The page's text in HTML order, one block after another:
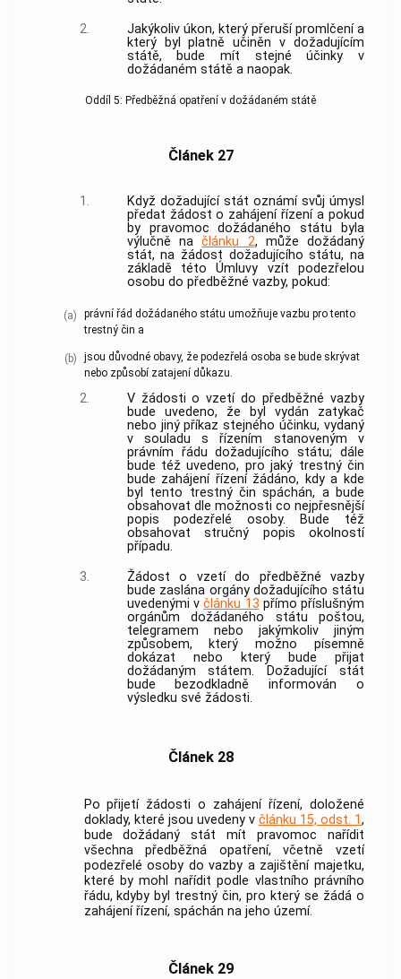
2.
Jakýkoliv úkon, který přeruší promlčení a
který byl platně učiněn v dožadujícím
státě, bude mít stejné účinky v
dožádaném státě a naopak.
Oddíl 5: Předběžná opatření v dožádaném státě
Článek 27
1.
Když dožadující stát oznámí svůj úmysl
předat žádost o zahájení řízení a pokud
by pravomoc dožádaného státu byla
výlučně načlánku 2, může dožádaný
stát, na žádost dožadujícího státu, na
základě této Úmluvy vzít podezřelou
osobu do předběžné vazby, pokud:
(a)
právní řád dožádaného státu umožňuje vazbu pro tento
trestný čin a
(b)
jsou důvodné obavy, že podezřelá osoba se bude skrývat
nebo způsobí zatajení důkazu.
2.
V žádosti o vzetí do předběžné vazby
bude uvedeno, že byl vydán zatykač
nebo jiný příkaz stejného účinku, vydaný
v souladu s řízením stanoveným v
právním řádu dožadujícího státu; dále
bude též uvedeno, pro jaký trestný čin
bude zahájení řízení žádáno, kdy a kde
byl tento trestný čin spáchán, a bude
obsahovat dle možnosti co nejpřesnější
popis podezřelé osoby. Bude též
obsahovat stručný popis okolností
případu.
3.
Žádost o vzetí do předběžné vazby
bude zaslána orgány dožadujícího státu
uvedenými včlánku 13 přímo příslušným
orgánům dožádaného státu poštou,
telegramem nebo jakýmkoliv jiným
způsobem, který možno písemně
dokázat nebo který bude přijat
dožádaným státem. Dožadující stát
bude bezodkladně informován o
výsledku své žádosti.
Článek 28
Po přijetí žádosti o zahájení řízení, doložené
doklady, které jsou uvedeny v článku 15, odst. 1,
bude dožádaný stát mít pravomoc nařídit
všechna předběžná opatření, včetně vzetí
podezřelé osoby do vazby a zajištění majetku,
které by mohl nařídit podle vlastního právního
řádu, kdyby byl trestný čin, pro který se žádá o
zahájení řízení, spáchán na jeho území.
Článek 29